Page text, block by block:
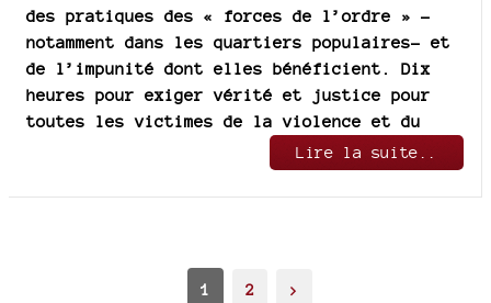
des pratiques des « forces de l’ordre » -
notamment dans les quartiers populaires- et
de l’impunité dont elles bénéficient. Dix
heures pour exiger vérité et justice pour
toutes les victimes de la violence et du
Lire la suite..
1 2 >